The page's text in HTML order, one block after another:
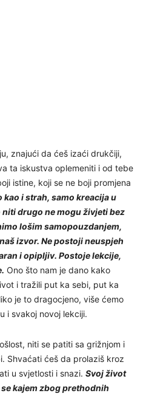
znajući da ćeš izaći drukčiji,
ta iskustva oplemeniti i od tebe
istine, koji se ne boji promjena
kao i strah, samo kreacija u
drugo ne mogu živjeti bez
lošim samopouzdanjem,
izvor. Ne postoji neuspjeh
i opipljiv. Postoje lekcije,
Ono što nam je dano kako
i tražili put ka sebi, put ka
je to dragocjeno, više ćemo
i svakoj novoj lekciji.
niti se patiti sa grižnjom i
Shvaćati ćeš da prolaziš kroz
u svjetlosti i snazi. Svoj život
kajem zbog prethodnih